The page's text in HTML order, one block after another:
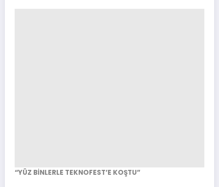
“YÜZ BİNLERLE TEKNOFEST’E KOŞTU”